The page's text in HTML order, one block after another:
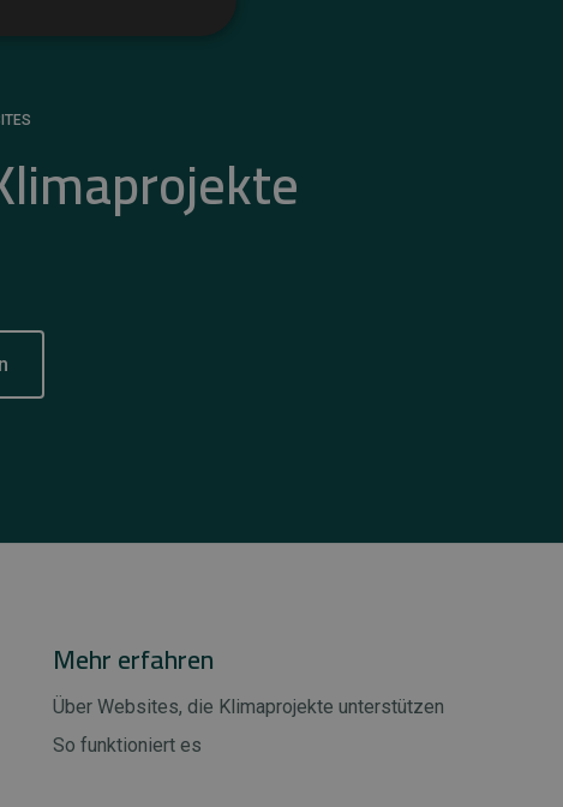
Mehr erfahren
Über Websites, die Klimaprojekte unterstützen
So funktioniert es